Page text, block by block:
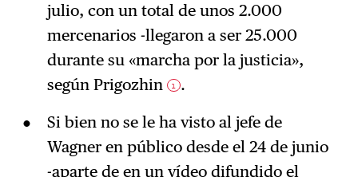
julio, con un total de unos 2.000
mercenarios -llegaron a ser 25.000
durante su «marcha por la justicia»,
según Prigozhin
1 .
Si bien no se le ha visto al jefe de
Wagner en público desde el 24 de junio
-aparte de en un vídeo difundido el